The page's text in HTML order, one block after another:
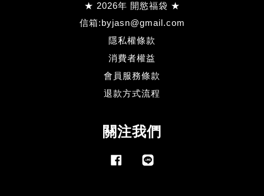
★ 2026年 開慾福袋 ★
信箱:byjasn@gmail.com
隱私權條款
消費者權益
會員服務條款
退款方式流程
關注我們
Facebook